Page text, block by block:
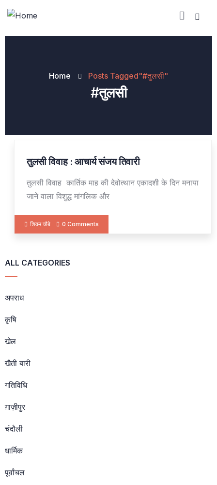
Home Posts Tagged"#तुलसी"
#तुलसी
02
तुलसी विवाह : आचार्य संजय तिवारी
तुलसी विवाह कार्तिक माह की देवोत्थान एकादशी के दिन मनाया
जाने वाला विशुद्ध मांगलिक और
शिवम चौबे 0 Comments
ALL CATEGORIES
अपराध
कृषि
खेल
खैती बारी
गतिविधि
ग़ाज़ीपुर
चंदौली
धार्मिक
पूर्वांचल